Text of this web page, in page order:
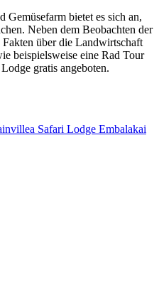
bietet es sich an,
Neben dem Beobachten der
über die Landwirtschaft
beispielsweise eine Rad Tour
gratis angeboten.
Safari Lodge Embalakai